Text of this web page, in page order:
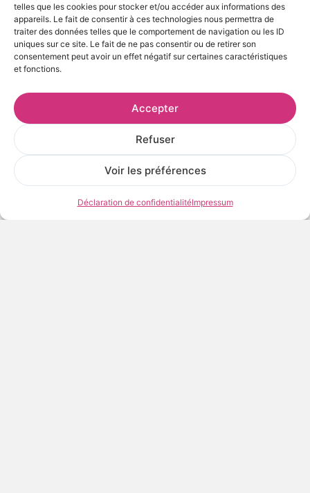
telles que les cookies pour stocker et/ou accéder aux informations des
appareils. Le fait de consentir à ces technologies nous permettra de
traiter des données telles que le comportement de navigation ou les ID
uniques sur ce site. Le fait de ne pas consentir ou de retirer son
consentement peut avoir un effet négatif sur certaines caractéristiques
et fonctions.
Accepter
Refuser
Voir les préférences
Déclaration de confidentialitéImpressum
Prix
75,00€ TTC
AJOUTER AU PANIER
Qu'est-ce que la Digigraphie® ?
Frais et délais de livraison